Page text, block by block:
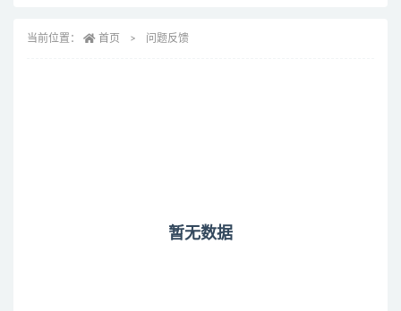
当前位置： 首页 问题反馈
暂无数据